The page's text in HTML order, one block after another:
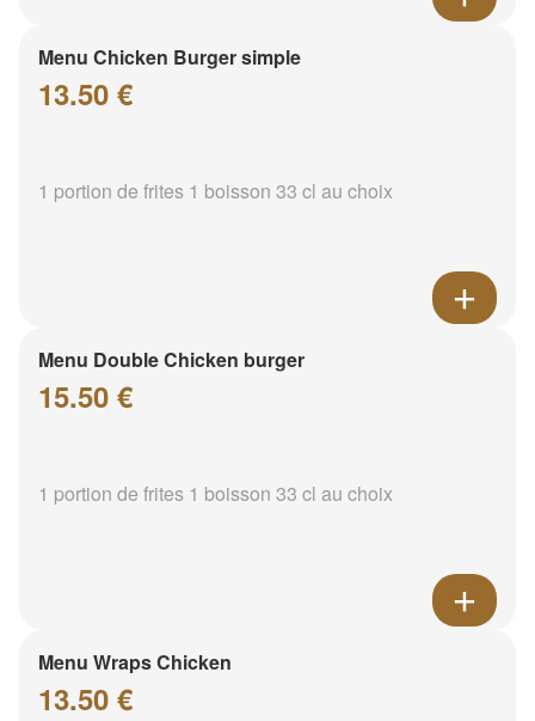
Menu Chicken Burger simple
13.50 €
1 portion de frites 1 boisson 33 cl au choix
Menu Double Chicken burger
15.50 €
1 portion de frites 1 boisson 33 cl au choix
Menu Wraps Chicken
13.50 €